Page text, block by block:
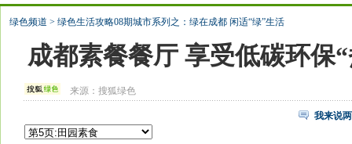
绿色频道 > 绿色生活攻略08期城市系列之：绿在成都 闲适“绿”生活
成都素餐餐厅 享受低碳环保
来源：搜狐绿色
我来说